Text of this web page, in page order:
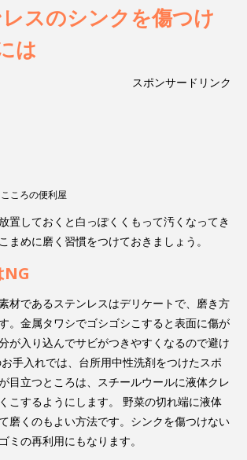
スのシンクを傷つけ
は
スポンサードリンク
こころの便利屋
置しておくと白っぽくくもって汚くなってき
まめに磨く習慣をつけておきましょう。
NG
材であるステンレスはデリケートで、磨き方
。金属タワシでゴシゴシこすると表面に傷が
が入り込んでサビがつきやすくなるので避け
手入れでは、台所用中性洗剤をつけたスポ
目立つところは、スチールウールに液体クレ
こするようにします。 野菜の切れ端に液体
磨くのもよい方法です。シンクを傷つけない
ミの再利用にもなります。